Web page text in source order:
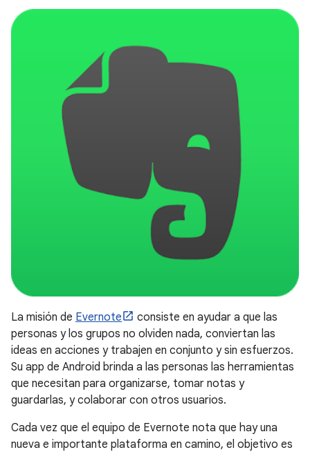
La misión de Evernote
consiste en ayudar a que las
personas y los grupos no olviden nada, conviertan las
ideas en acciones y trabajen en conjunto y sin esfuerzos.
Su app de Android brinda a las personas las herramientas
que necesitan para organizarse, tomar notas y
guardarlas, y colaborar con otros usuarios.
Cada vez que el equipo de Evernote nota que hay una
nueva e importante plataforma en camino, el objetivo es